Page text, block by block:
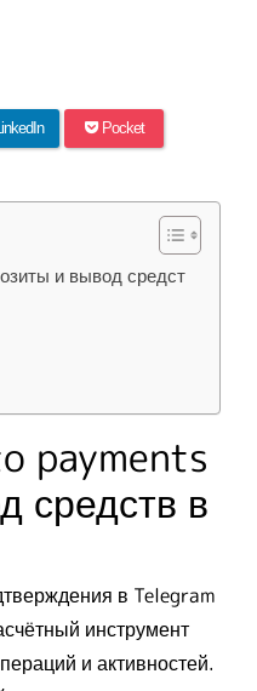
LinkedIn Pocket
и вывод средст
payments
средств в
в Telegram
инструмент
и активностей.